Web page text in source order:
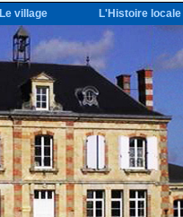
Le village L'Histoire locale